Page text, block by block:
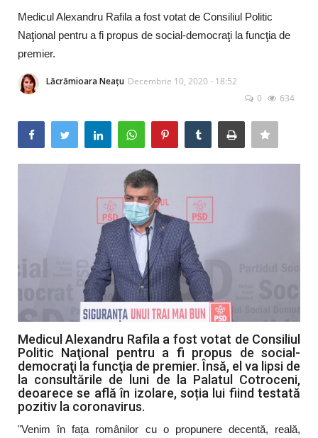
Politică
Socio-Economic
Artă & Cultură
Medicul Alexandru Rafila a fost votat de Consiliul Politic
Naţional pentru a fi propus de social-democraţi la funcţia de
premier.
Lăcrămioara Neațu Decembrie 10, 2020 - 18:52
0
634
Medicul Alexandru Rafila a fost votat de Consiliul
Politic Naţional pentru a fi propus de social-
democraţi la funcţia de premier. Însă, el va lipsi de
la consultările de luni de la Palatul Cotroceni,
deoarece se află în izolare, soția lui fiind testată
pozitiv la coronavirus.
"Venim în fața românilor cu o propunere decentă, reală,